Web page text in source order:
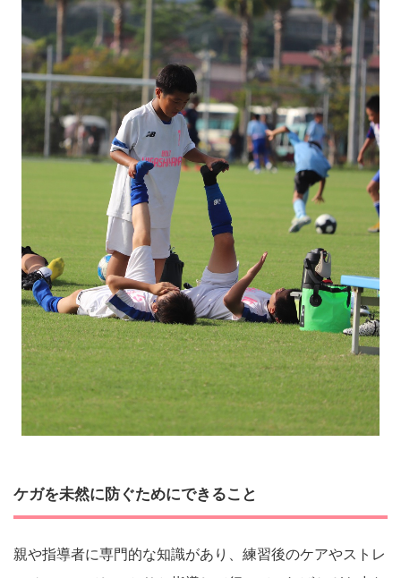
ケガを未然に防ぐためにできること
親や指導者に専門的な知識があり、練習後のケアやストレ